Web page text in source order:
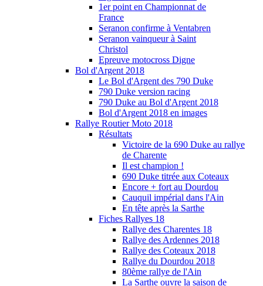
1er point en Championnat de
France
Seranon confirme à Ventabren
Seranon vainqueur à Saint
Christol
Epreuve motocross Digne
Bol d'Argent 2018
Le Bol d'Argent des 790 Duke
790 Duke version racing
790 Duke au Bol d'Argent 2018
Bol d'Argent 2018 en images
Rallye Routier Moto 2018
Résultats
Victoire de la 690 Duke au rallye
de Charente
Il est champion !
690 Duke titrée aux Coteaux
Encore + fort au Dourdou
Cauquil impérial dans l'Ain
En tête après la Sarthe
Fiches Rallyes 18
Rallye des Charentes 18
Rallye des Ardennes 2018
Rallye des Coteaux 2018
Rallye du Dourdou 2018
80ème rallye de l'Ain
La Sarthe ouvre la saison de